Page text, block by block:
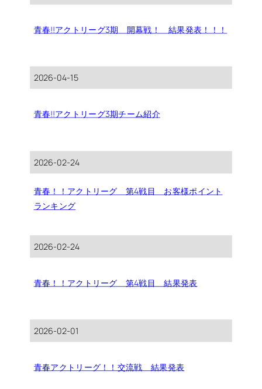
青春!!アクトリーグ3期 開幕戦！ 結果発表！！！
2026-04-15
青春!!アクトリーグ3期チーム紹介
2026-02-24
青春！！アクトリーグ 第4戦目 お客様ポイント
ランキング
2026-02-24
青春！！アクトリーグ 第4戦目 結果発表
2026-02-01
青春アクトリーグ！！交流戦 結果発表